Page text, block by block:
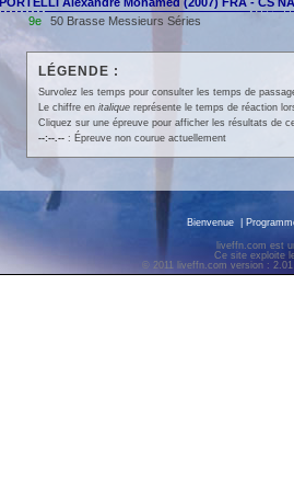
9e
50 Brasse Messieurs Séries
LÉGENDE :
Survolez les temps pour consulter les temps de
Le chiffre en italiquereprésente le temps de réaction
Cliquez sur une épreuve pour afficher les résultats de
--:--.--: Épreuve non courue actuellement
Bienvenue
liveffn.com est
Ce site exploite
© 2011 liveffn.com version :